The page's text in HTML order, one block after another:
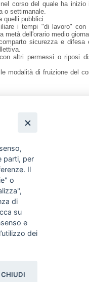
corso del quale ha inizio
o settimanale.
quelli pubblici.
i tempi "di lavoro"
metà dell'orario medio
sicurezza e difesa
altri permessi o riposi
modalità di fruizione del
giornaliero.
contribuzione figurativa
adozione o affidamento,
infatti può chiedere, per
del rapporto di
al 50 per cento.
uffici del Patronato Ital
all'Inps delle
parti, per
Il
o
di
su
e
dei
CHIUDI